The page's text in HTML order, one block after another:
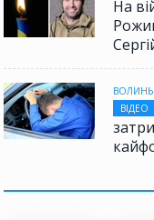
На
ВОЛИНЬ
ВІДЕО